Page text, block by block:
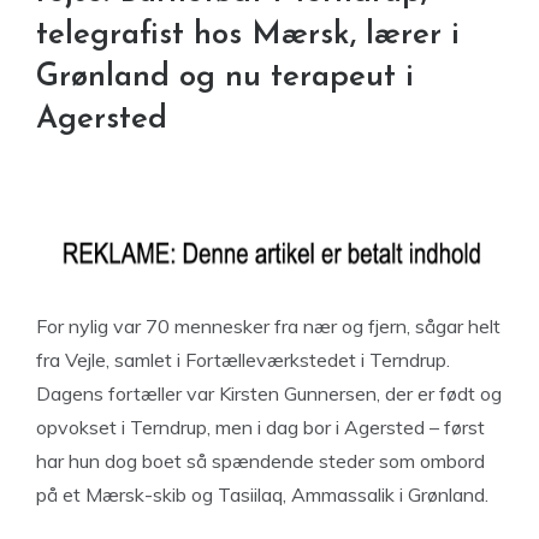
telegrafist hos Mærsk, lærer i
Grønland og nu terapeut i
Agersted
For nylig var 70 mennesker fra nær og fjern, sågar helt
fra Vejle, samlet i Fortælleværkstedet i Terndrup.
Dagens fortæller var Kirsten Gunnersen, der er født og
opvokset i Terndrup, men i dag bor i Agersted – først
har hun dog boet så spændende steder som ombord
på et Mærsk-skib og Tasiilaq, Ammassalik i Grønland.